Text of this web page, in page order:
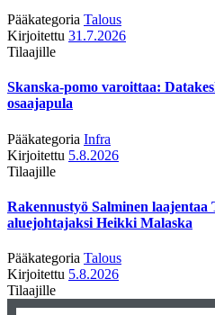
Pääkategoria Talous
Kirjoitettu 31.7.2026
Tilaajille
Skanska-pomo varoittaa:
osaajapula
Pääkategoria Infra
Kirjoitettu 5.8.2026
Tilaajille
Rakennustyö Salminen laajentaa
aluejohtajaksi Heikki Malaska
Pääkategoria Talous
Kirjoitettu 5.8.2026
Tilaajille